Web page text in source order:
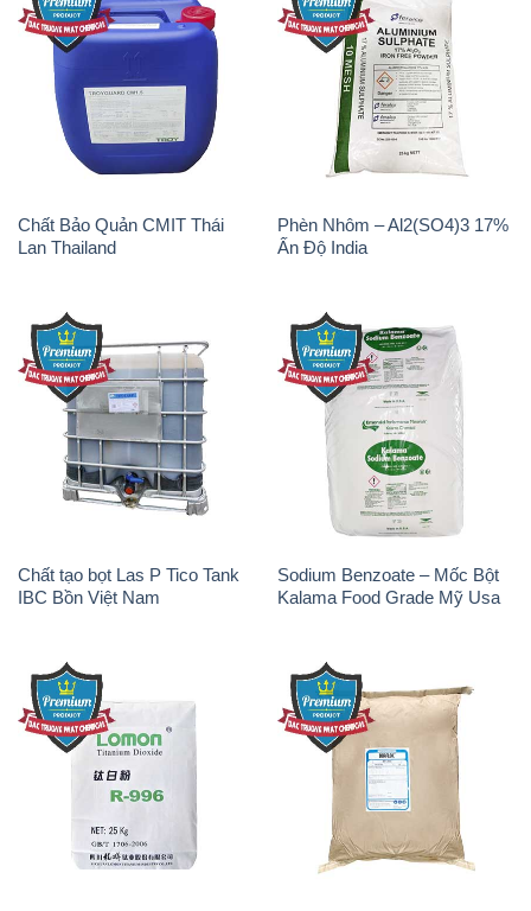
Chất Bảo Quản CMIT Thái
Lan Thailand
Phèn Nhôm – Al2(SO4)3 17%
Ấn Độ India
Chất tạo bọt Las P Tico Tank
IBC Bồn Việt Nam
Sodium Benzoate – Mốc Bột
Kalama Food Grade Mỹ Usa
Oxit Titan KA100 – Tio2 Trung
Polymer Diafloc AP 120C
Mitsubishi Nhật Bản Japan